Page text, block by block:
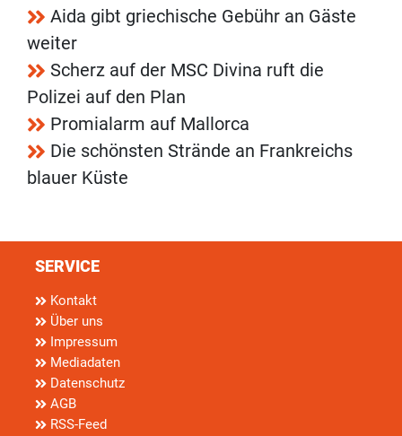
Aida gibt griechische Gebühr an Gäste
weiter
Scherz auf der MSC Divina ruft die
Polizei auf den Plan
Promialarm auf Mallorca
Die schönsten Strände an Frankreichs
blauer Küste
SERVICE
Kontakt
Über uns
Impressum
Mediadaten
Datenschutz
AGB
RSS-Feed